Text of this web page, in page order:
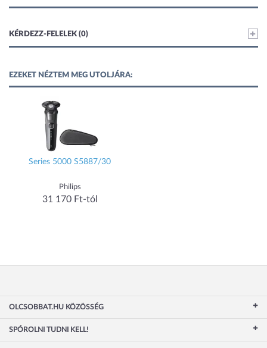
KÉRDEZZ-FELELEK (0)
EZEKET NÉZTEM MEG UTOLJÁRA:
Series 5000 S5887/30
Philips
31 170 Ft-tól
OLCSOBBAT.HU KÖZÖSSÉG
SPÓROLNI TUDNI KELL!